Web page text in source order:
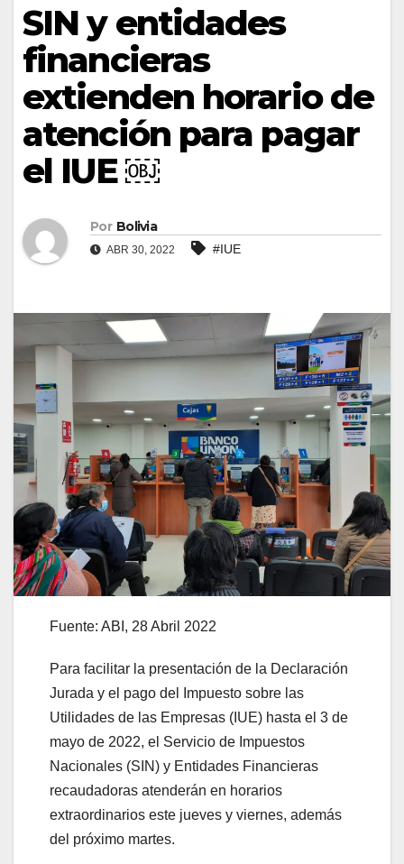
SIN y entidades
financieras
extienden horario de
atención para pagar
el IUE ￼
Por Bolivia
ABR 30, 2022 #IUE
Fuente: ABI, 28 Abril 2022
Para facilitar la presentación de la Declaración
Jurada y el pago del Impuesto sobre las
Utilidades de las Empresas (IUE) hasta el 3 de
mayo de 2022, el Servicio de Impuestos
Nacionales (SIN) y Entidades Financieras
recaudadoras atenderán en horarios
extraordinarios este jueves y viernes, además
del próximo martes.